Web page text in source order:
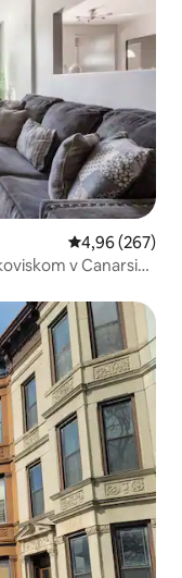
Priemerné
4,96 (267)
v Canarsie